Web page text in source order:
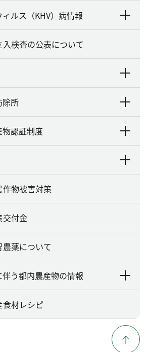
ルス（KHV）病情報
検査の公表について
除所
認証制度
物被害対策
交付金
薬について
う都内農産物の情報
食材レシピ